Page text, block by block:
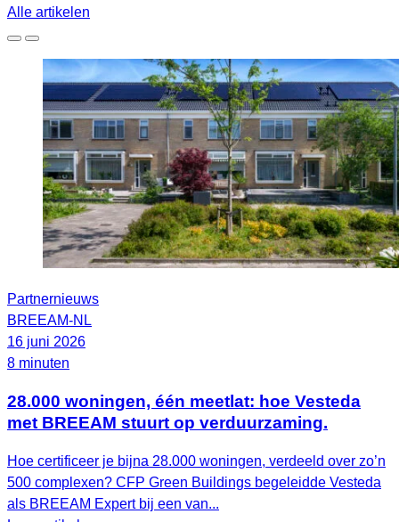
Alle artikelen
Partnernieuws
BREEAM-NL
16 juni 2026
8 minuten
28.000 woningen, één meetlat: hoe Vesteda
met BREEAM stuurt op verduurzaming.
Hoe certificeer je bijna 28.000 woningen, verdeeld over zo’n
500 complexen? CFP Green Buildings begeleidde Vesteda
als BREEAM Expert bij een van...